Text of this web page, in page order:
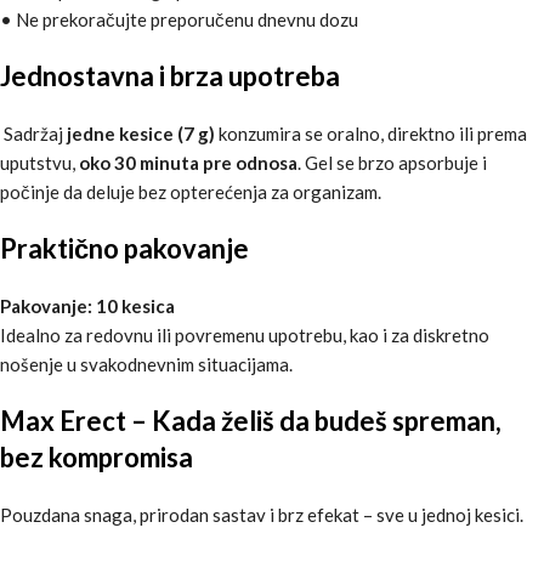
• Ne prekoračujte preporučenu dnevnu dozu
Jednostavna i brza upotreba
Sadržaj jedne kesice (7 g) konzumira se oralno, direktno ili prema
uputstvu, oko 30 minuta pre odnosa. Gel se brzo apsorbuje i
počinje da deluje bez opterećenja za organizam.
Praktično pakovanje
Pakovanje: 10 kesica
Idealno za redovnu ili povremenu upotrebu, kao i za diskretno
nošenje u svakodnevnim situacijama.
Max Erect – Kada želiš da budeš spreman,
bez kompromisa
Pouzdana snaga, prirodan sastav i brz efekat – sve u jednoj kesici.